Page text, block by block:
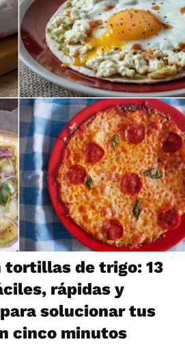
tortillas de trigo: 13
rápidas y
solucionar tus
cinco minutos